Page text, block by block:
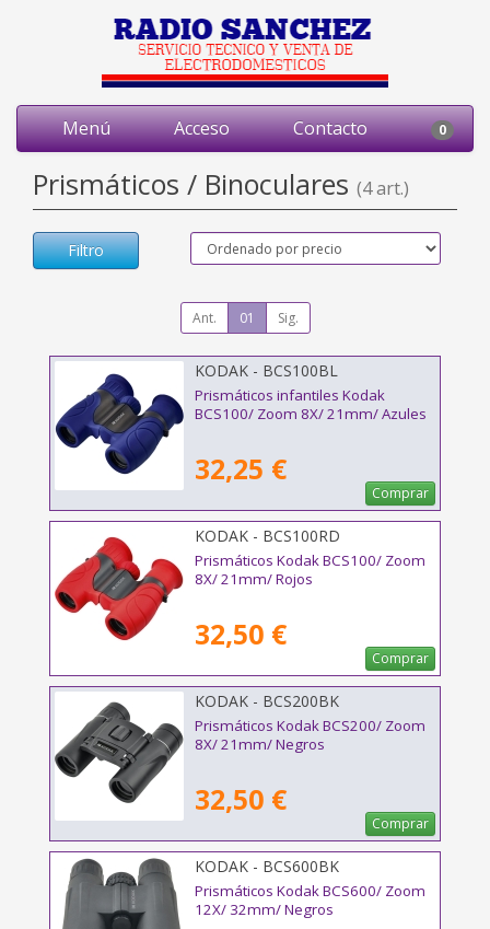
Menú Acceso Contacto 0
Prismáticos / Binoculares (4 art.)
Filtro
Ant. 01 Sig.
KODAK - BCS100BL
Prismáticos infantiles Kodak
BCS100/ Zoom 8X/ 21mm/ Azules
32,25 €
Comprar
KODAK - BCS100RD
Prismáticos Kodak BCS100/ Zoom
8X/ 21mm/ Rojos
32,50 €
Comprar
KODAK - BCS200BK
Prismáticos Kodak BCS200/ Zoom
8X/ 21mm/ Negros
32,50 €
Comprar
KODAK - BCS600BK
Prismáticos Kodak BCS600/ Zoom
12X/ 32mm/ Negros